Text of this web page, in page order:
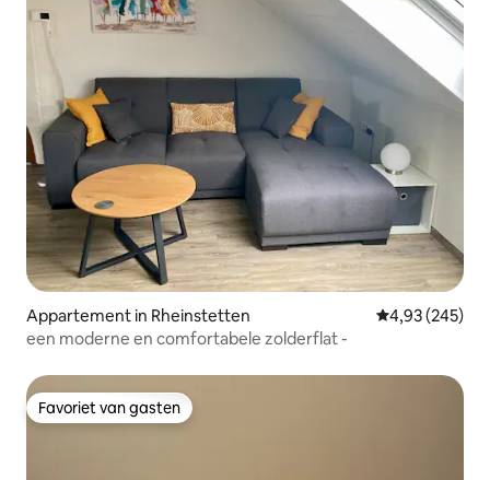
Appartement in Rheinstetten Gemiddelde
4,93 (245)
een moderne en comfortabele zolderflat -
Favoriet van gasten
Favoriet van gasten